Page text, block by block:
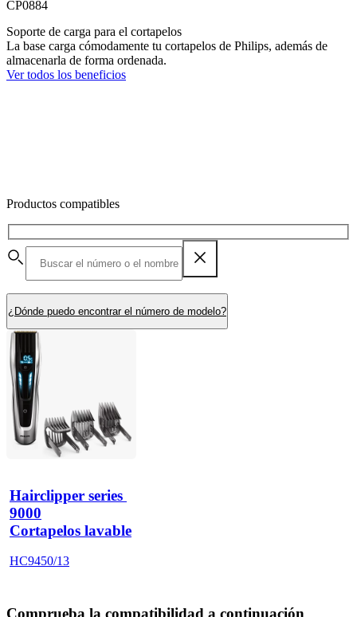
CP0884
Soporte de carga para el cortapelos
La base carga cómodamente tu cortapelos de Philips, además de
almacenarla de forma ordenada.
Ver todos los beneficios
Productos compatibles
¿Dónde puedo encontrar el número de modelo?
Hairclipper series
9000
Cortapelos lavable
HC9450/13
Comprueba la compatibilidad a continuación